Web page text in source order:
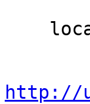
http://